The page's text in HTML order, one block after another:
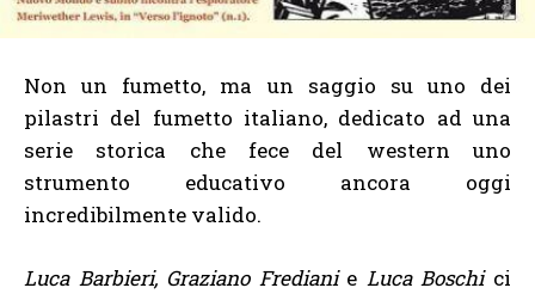
Non un fumetto, ma un saggio su uno dei
pilastri del fumetto italiano, dedicato ad una
serie storica che fece del western uno
strumento educativo ancora oggi
incredibilmente valido.
Luca Barbieri, Graziano Fredianie Luca Boschici